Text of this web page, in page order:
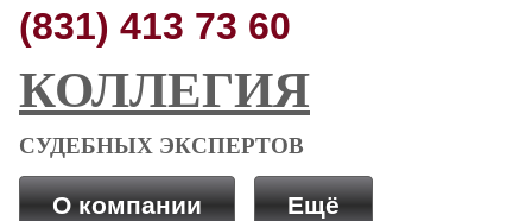
(831) 413 73 60
КОЛЛЕГИЯ
СУДЕБНЫХ ЭКСПЕРТОВ
О компании Ещё